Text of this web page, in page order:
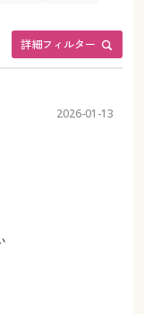
詳細フィルター
2026-01-13